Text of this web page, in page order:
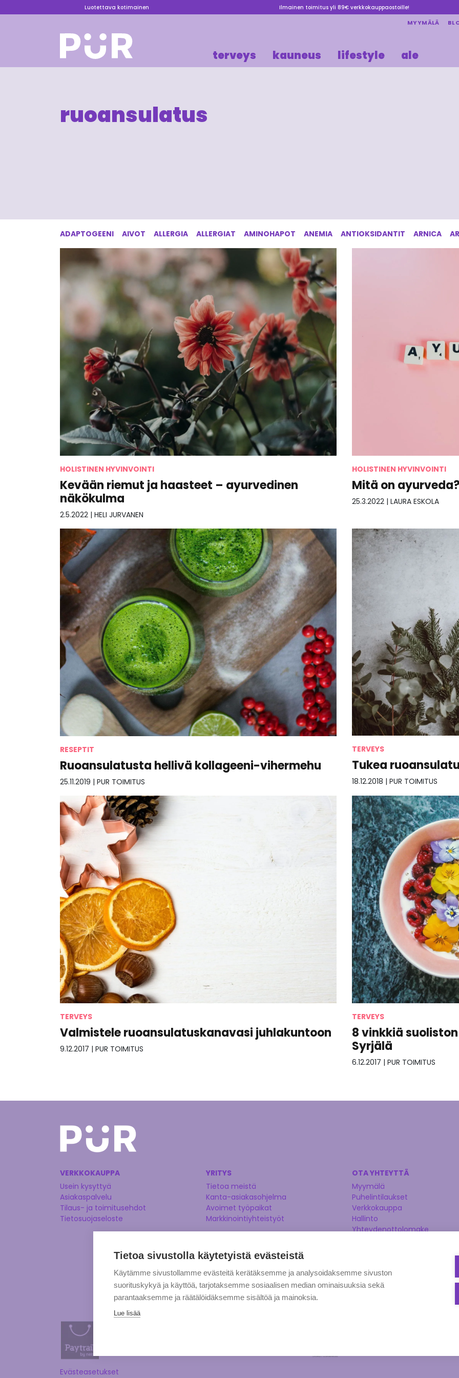
Luotettava kotimainen Ilmainen toimitus yli 89€ verkkokauppaostoille!
MYYMÄLÄ
terveys kauneus lifestyle ale
ruoansulatus
ADAPTOGEENI AIVOT ALLERGIA ALLERGIAT AMINOHAPOT ANEMIA ANTIOKSIDANTIT ARNICA
HOLISTINEN HYVINVOINTI
Kevään riemut ja haasteet – ayurvedinen
näkökulma
2.5.2022 | HELI JURVANEN
HOLISTINEN HYVINVOINTI
Mitä on
25.3.2022 | LAURA ESKOLA
RESEPTIT
Ruoansulatusta hellivä kollageeni-vihermehu
25.11.2019 | PUR TOIMITUS
TERVEYS
Tukea
18.12.2018 | PUR TOIMITUS
TERVEYS
Valmistele ruoansulatuskanavasi juhlakuntoon
9.12.2017 | PUR TOIMITUS
TERVEYS
8 vinkkiä
Syrjälä
6.12.2017 | PUR TOIMITUS
VERKKOKAUPPA
Usein kysyttyä
Asiakaspalvelu
Tilaus- ja toimitusehdot
Tietosuojaseloste
YRITYS
Tietoa meistä
Kanta-asiakasohjelma
Avoimet työpaikat
Markkinointiyhteistyöt
OTA YHTEYTTÄ
Myymälä
Puhelintilaukset
Verkkokauppa
Hallinto
Yhteydenottolomake
Evästeasetukset
Tietoa sivustolla käytetyistä evästeistä
Käytämme sivustollamme evästeitä kerätäksemme ja analysoidaksemme sivuston
suorituskykyä ja käyttöä, tarjotaksemme sosiaalisen median ominaisuuksia sekä
parantaaksemme ja räätälöidäksemme sisältöä ja mainoksia.
Lue lisää